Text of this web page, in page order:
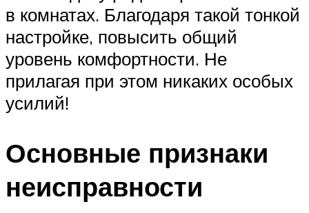
в комнатах. Благодаря такой тонкой
настройке, повысить общий
уровень комфортности. Не
прилагая при этом никаких особых
усилий!
Основные признаки
неисправности